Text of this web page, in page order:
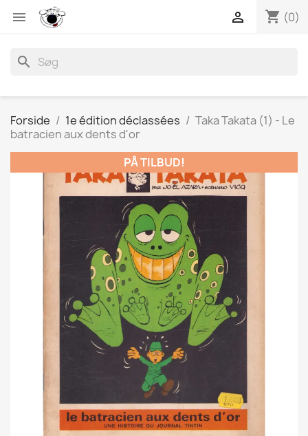
 shopping_cart (0)

search
Forside 1e édition déclassées
Taka Takata (1) - Le
batracien aux dents d'or
PÅ TILBUD!